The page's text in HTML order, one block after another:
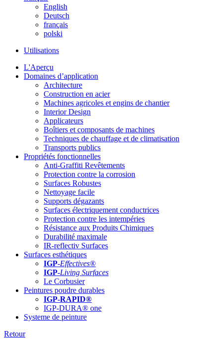
English
Deutsch
français
polski
Utilisations
L'Aperçu
Domaines d’application
Architecture
Construction en acier
Machines agricoles et engins de chantier
Interior Design
Applicateurs
Boîtiers et composants de machines
Techniques de chauffage et de climatisation
Transports publics
Propriétés fonctionnelles
Anti-Graffiti Revêtements
Protection contre la corrosion
Surfaces Robustes
Nettoyage facile
Supports dégazants
Surfaces électriquement conductrices
Protection contre les intempéries
Résistance aux Produits Chimiques
Durabilité maximale
IR-reflectiv Surfaces
Surfaces esthétiques
IGP-Effectives®
IGP-Living Surfaces
Le Corbusier
Peintures poudre durables
IGP-RAPID®
IGP-DURA® one
Systeme de peinture
Retour